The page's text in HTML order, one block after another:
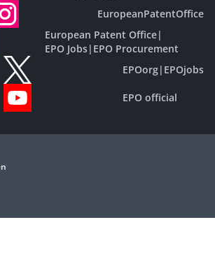
EuropeanPatentOffice
European Patent Office|
EPO Jobs| EPO Procurement
EPOorg| EPOjobs
EPO official